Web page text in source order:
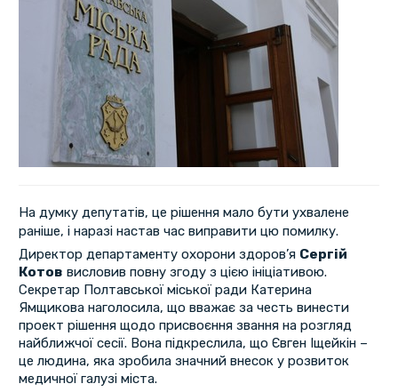
На думку депутатів, це рішення мало бути ухвалене
раніше, і наразі настав час виправити цю помилку.
Директор департаменту охорони здоров’я Сергій
Котов висловив повну згоду з цією ініціативою.
Секретар Полтавської міської ради Катерина
Ямщикова наголосила, що вважає за честь винести
проект рішення щодо присвоєння звання на розгляд
найближчої сесії. Вона підкреслила, що Євген Іщейкін –
це людина, яка зробила значний внесок у розвиток
медичної галузі міста.